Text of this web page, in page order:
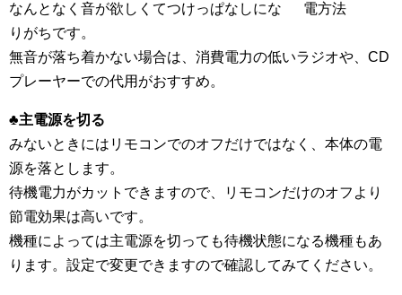
なんとなく音が欲しくてつけっぱなしにな
りがちです。
無音が落ち着かない場合は、消費電力の低いラジオや、CD
プレーヤーでの代用がおすすめ。
♣主電源を切る
みないときにはリモコンでのオフだけではなく、本体の電
源を落とします。
待機電力がカットできますので、リモコンだけのオフより
節電効果は高いです。
機種によっては主電源を切っても待機状態になる機種もあ
ります。設定で変更できますので確認してみてください。